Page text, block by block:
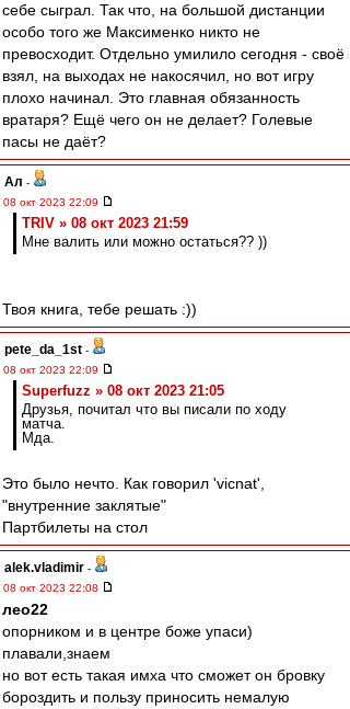
себе сыграл. Так что, на большой дистанции
особо того же Максименко никто не
превосходит. Отдельно умилило сегодня - своё
взял, на выходах не накосячил, но вот игру
плохо начинал. Это главная обязанность
вратаря? Ещё чего он не делает? Голевые
пасы не даёт?
Ал -
08 окт 2023 22:09
TRIV » 08 окт 2023 21:59
Мне валить или можно остаться?? ))
Твоя книга, тебе решать :))
pete_da_1st -
08 окт 2023 22:09
Superfuzz » 08 окт 2023 21:05
Друзья, почитал что вы писали по ходу
матча.
Мда.
Это было нечто. Как говорил 'vicnat',
"внутренние заклятые"
Партбилеты на стол
alek.vladimir -
08 окт 2023 22:08
лео22
опорником и в центре боже упаси)
плавали,знаем
но вот есть такая имха что сможет он бровку
бороздить и пользу приносить немалую